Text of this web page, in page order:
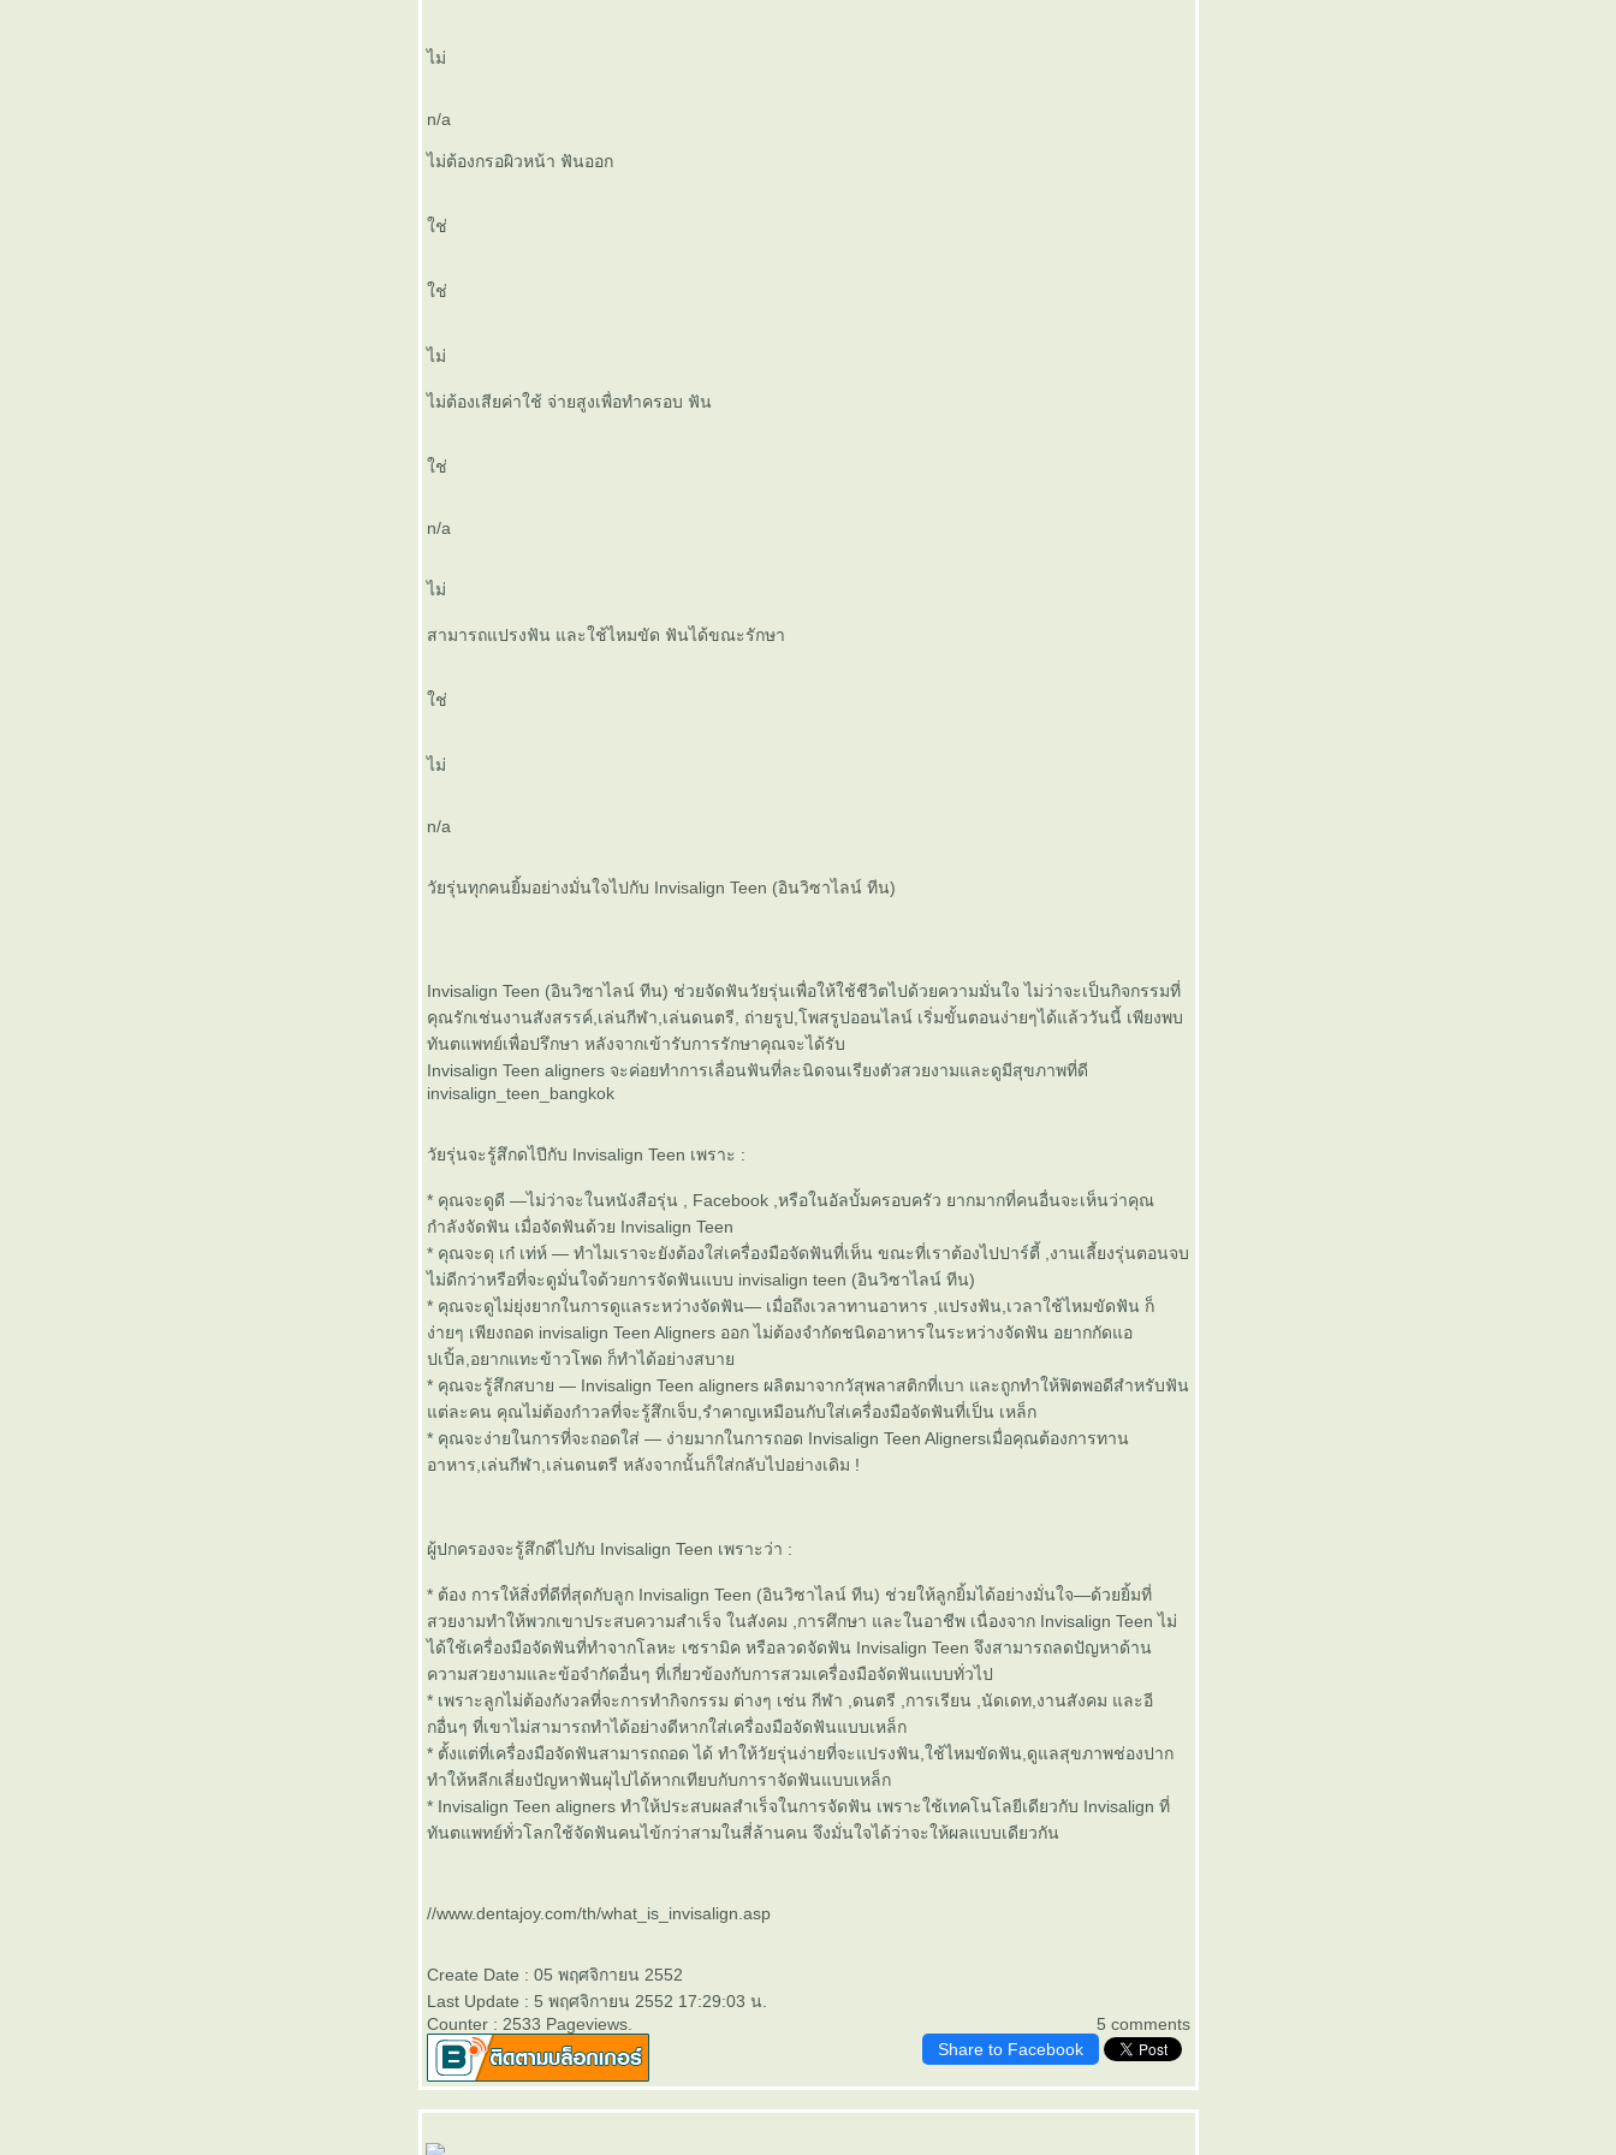
ไม่
n/a
ไม่ต้องกรอผิวหน้า ฟันออก
ช่
ช่
ไม่
ไม่ต้องเสียค่าใช้ จ่ายสูงเพื่อทำครอบ ฟัน
ช่
n/a
ไม่
สามารถแปรงฟัน และใช้ไหมขัด ฟันได้ขณะรักษา
ช่
ไม่
n/a
วัยรุ่นทุกคนยิ้มอย่างมั่นใจไปกับ Invisalign Teen (อินวิซาไลน์ ทีน)
Invisalign Teen (อินวิซาไลน์ ทีน) ช่วยจัดฟันวัยรุ่นเพื่อให้ใช้ชีวิตไปด้วยความมั่นใจ ไม่ว่าจะเป็นกิจกรรมที่
คุณรักเช่นงานสังสรรค์,เล่นกีฬา,เล่นดนตรี, ถ่ายรูป,โพสรูปออนไลน์ เริ่มขั้นตอนง่ายๆได้แล้ววันนี้ เพียงพบ
ทันตแพทย์เพื่อปรึกษา หลังจากเข้ารับการรักษาคุณจะได้รับ
Invisalign Teen aligners จะค่อยทำการเลื่อนฟันที่ละนิดจนเรียงตัวสวยงามและดูมีสุขภาพที่ดี
invisalign_teen_bangkok
วัยรุ่นจะรู้สึกดไปีกับ Invisalign Teen เพราะ :
* คุณจะดูดี —ไม่ว่าจะในหนังสือรุ่น , Facebook ,หรือในอัลบั้มครอบครัว ยากมากที่คนอื่นจะเห็นว่าคุณ
กำลังจัดฟัน เมื่อจัดฟันด้วย Invisalign Teen
* คุณจะดุ เก๋ เท่ห์ — ทำไมเราจะยังต้องใส่เครื่องมือจัดฟันที่เห็น ขณะที่เราต้องไปปาร์ตี้ ,งานเลี้ยงรุ่นตอนจบ
ไม่ดีกว่าหรือที่จะดูมั่นใจด้วยการจัดฟันแบบ invisalign teen (อินวิซาไลน์ ทีน)
* คุณจะดูไม่ยุ่งยากในการดูแลระหว่างจัดฟัน— เมื่อถึงเวลาทานอาหาร ,แปรงฟัน,เวลาใช้ไหมขัดฟัน ก็
ง่ายๆ เพียงถอด invisalign Teen Aligners ออก ไม่ต้องจำกัดชนิดอาหารในระหว่างจัดฟัน อยากกัดแอ
ปเปิ้ล,อยากแทะข้าวโพด ก็ทำได้อย่างสบา
* คุณจะรู้สึกสบาย — Invisalign Teen aligners ผลิตมาจากวัสุพลาสติกที่เบา และถูกทำให้ฟิตพอดีสำหรับฟัน
ต่ละคน คุณไม่ต้องกำวลที่จะรู้สึกเจ็บ,รำคาญเหมือนกับใส่เครื่องมือจัดฟันที่เป็น เหล็ก
* คุณจะง่ายในการที่จะถอดใส่ — ง่ายมากในการถอด Invisalign Teen Alignersเมื่อคุณต้องการทาน
อาหาร,เล่นกีฬา,เล่นดนตรี หลังจากนั้นก็ใส่กลับไปอย่างเดิม !
ผู้ปกครองจะรู้สึกดีไปกับ Invisalign Teen เพราะว่า :
* ต้อง การให้สิ่งที่ดีที่สุดกับลูก Invisalign Teen (อินวิซาไลน์ ทีน) ช่วยให้ลูกยิ้มได้อย่างมั่นใจ—ด้วยยิ้มที่
สวยงามทำให้พวกเขาประสบความสำเร็จ ในสังคม ,การศึกษา และในอาชีพ เนื่องจาก Invisalign Teen ไม่
ได้ใช้เครื่องมือจัดฟันที่ทำจากโลหะ เซรามิค หรือลวดจัดฟัน Invisalign Teen จึงสามารถลดปัญหาด้าน
ความสวยงามและข้อจำกัดอื่นๆ ที่เกี่ยวข้องกับการสวมเครื่องมือจัดฟันแบบทั่วไป
* เพราะลูกไม่ต้องกังวลที่จะการทำกิจกรรม ต่างๆ เช่น กีฬา ,ดนตรี ,การเรียน ,นัดเดท,งานสังคม และอี
กอื่นๆ ที่เขาไม่สามารถทำได้อย่างดีหากใส่เครื่องมือจัดฟันแบบเหล็ก
* ตั้งแต่ที่เครื่องมือจัดฟันสามารถถอด ได้ ทำให้วัยรุ่นง่ายที่จะแปรงฟัน,ใช้ไหมขัดฟัน,ดูแลสุขภาพช่องปาก
ทำให้หลีกเลี่ยงปัญหาฟันผุไปได้หากเทียบกับการาจัดฟันแบบเหล็ก
* Invisalign Teen aligners ทำให้ประสบผลสำเร็จในการจัดฟัน เพราะใช้เทคโนโลยีเดียวกับ Invisalign ที่
ทันตแพทย์ทั่วโลกใช้จัดฟันคนไข้กว่าสามในสี่ล้านคน จึงมั่นใจได้ว่าจะให้ผลแบบเดียวกัน
//www.dentajoy.com/th/what_is_invisalign.asp
Create Date : 05 พฤศจิกายน 2552
Last Update : 5 พฤศจิกายน 2552 17:29:03 น.
5 comments
Counter : 2533 Pageviews.
Share to Facebook